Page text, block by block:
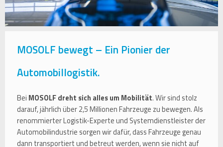
MOSOLF bewegt – Ein Pionier der
Automobillogistik.
Bei MOSOLF dreht sich alles um Mobilität. Wir sind stolz
darauf, jährlich über 2,5 Millionen Fahrzeuge zu bewegen. Als
renommierter Logistik-Experte und Systemdienstleister der
Automobilindustrie sorgen wir dafür, dass Fahrzeuge genau
dann transportiert und betreut werden, wenn sie nicht auf